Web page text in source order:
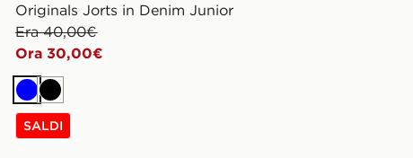
Originals Jorts in Denim Junior
Era 40,00€
Ora 30,00€
BluNero
SALDI